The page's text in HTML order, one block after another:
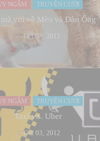
NGẪM TRUYỆN CƯỜI
mà vui về Mèo và Đàn Ông
Oct 03, 2012
NGẪM TRUYỆN CƯỜI
Taxi v.s. Uber
Oct 03, 2012